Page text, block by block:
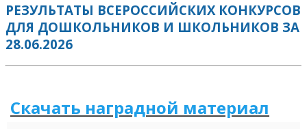
РЕЗУЛЬТАТЫ ВСЕРОССИЙСКИХ КОНКУРСОВ
ДЛЯ ДОШКОЛЬНИКОВ И ШКОЛЬНИКОВ ЗА
28.06.2026
Скачать наградной материал